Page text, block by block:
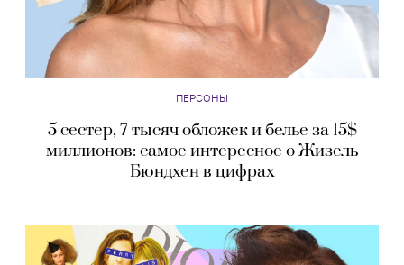
ПЕРСОНЫ
5 сестер, 7 тысяч обложек и белье за 15$
миллионов: самое интересное о Жизель
Бюндхен в цифрах